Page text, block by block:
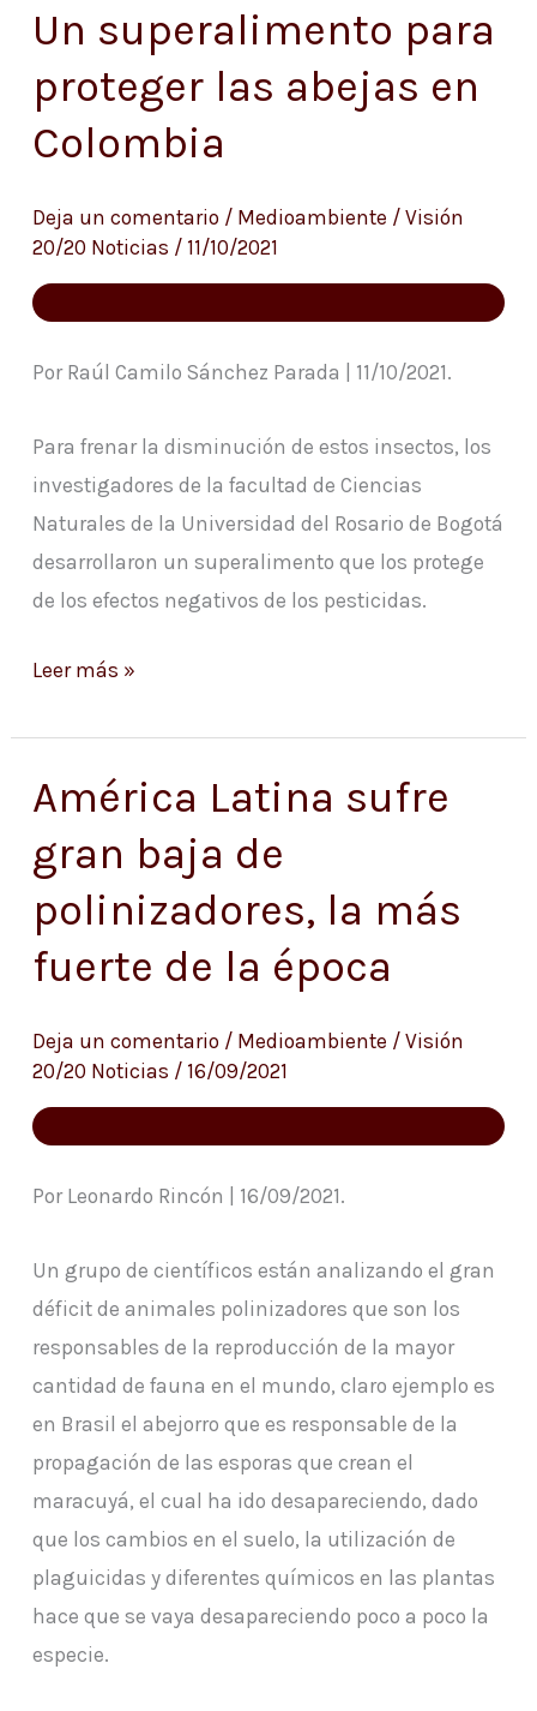
Un superalimento para
proteger las abejas en
Colombia
Deja un comentario / Medioambiente / Visión
20/20 Noticias / 11/10/2021
Por Raúl Camilo Sánchez Parada | 11/10/2021.
Para frenar la disminución de estos insectos, los
investigadores de la facultad de Ciencias
Naturales de la Universidad del Rosario de Bogotá
desarrollaron un superalimento que los protege
de los efectos negativos de los pesticidas.
Un
superalimento
para
proteger
abejas
en
Colombia
Leer más »
América Latina sufre
gran baja de
polinizadores, la más
fuerte de la época
Deja un comentario / Medioambiente / Visión
20/20 Noticias / 16/09/2021
Por Leonardo Rincón | 16/09/2021.
Un grupo de científicos están analizando el gran
déficit de animales polinizadores que son los
responsables de la reproducción de la mayor
cantidad de fauna en el mundo, claro ejemplo es
en Brasil el abejorro que es responsable de la
propagación de las esporas que crean el
maracuyá, el cual ha ido desapareciendo, dado
que los cambios en el suelo, la utilización de
plaguicidas y diferentes químicos en las plantas
hace que se vaya desapareciendo poco a poco la
especie.
América
sufre
gran
baja
de
fuerte
la